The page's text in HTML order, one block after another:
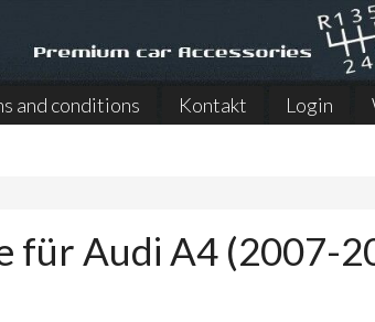
and conditions Kontakt Login
für Audi A4 (2007-